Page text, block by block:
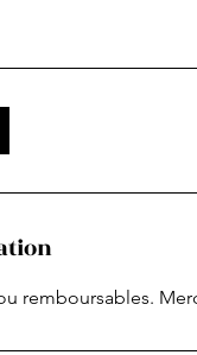
remboursables.